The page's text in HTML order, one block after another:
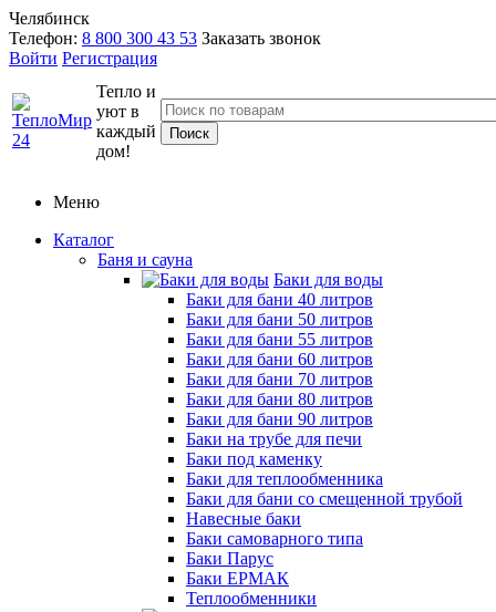
Челябинск
Телефон: 8 800 300 43 53 Заказать звонок
Войти Регистрация
Тепло и
уют в
каждый
дом!
Меню
Каталог
Баня и сауна
Баки для воды
Баки для бани 40 литров
Баки для бани 50 литров
Баки для бани 55 литров
Баки для бани 60 литров
Баки для бани 70 литров
Баки для бани 80 литров
Баки для бани 90 литров
Баки на трубе для печи
Баки под каменку
Баки для теплообменника
Баки для бани со смещенной трубой
Навесные баки
Баки самоварного типа
Баки Парус
Баки ЕРМАК
Теплообменники